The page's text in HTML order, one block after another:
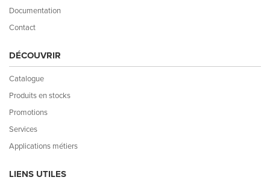
Documentation
Contact
DÉCOUVRIR
Catalogue
Produits en stocks
Promotions
Services
Applications métiers
LIENS UTILES